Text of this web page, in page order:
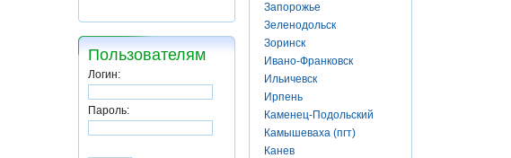
Пользователям
Логин:
Пароль:
Запорожье
Зеленодольск
Зоринск
Ивано-Франковск
Ильичевск
Ирпень
Каменец-Подольский
Камышеваха (пгт)
Канев